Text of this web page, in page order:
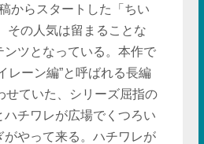
からスタートした「ちい
その人気は留まることな
ンツとなっている。本作で
レーン編”と呼ばれる長編
せていた、シリーズ屈指の
チワレが広場でくつろい
やって来る。ハチワレが